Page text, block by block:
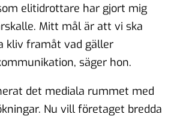
elitidrottare har gjort mig
Mitt mål är att vi ska
kliv framåt vad gäller
säger hon.
det mediala rummet med
Nu vill företaget bredda